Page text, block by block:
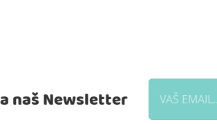
naš Newsletter